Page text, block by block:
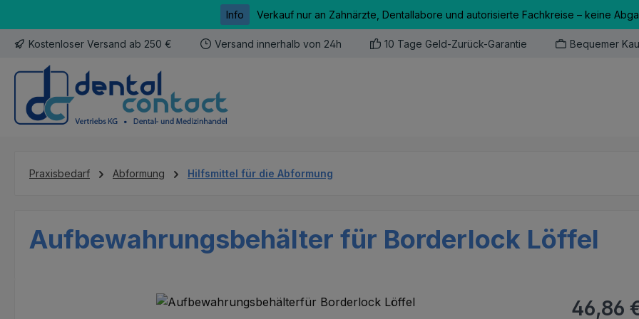
Info Verkauf nur an Zahnärzte, Dentallabore und autorisierte Fachkreise – keine
Kostenloser Versand ab 250 € Versand innerhalb von 24h 10 Tage Geld-Zurück-Garantie Bequemer
Praxisbedarf Abformung Hilfsmittel für die Abformung
Aufbewahrungsbehälter für Borderlock Löffel
Bildergalerie überspringen Regulärer
46,86